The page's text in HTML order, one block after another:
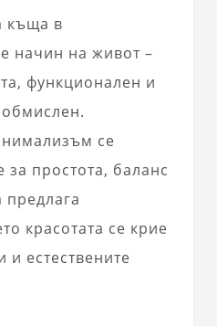
къща в
начин на живот –
функционален и
се
за простота, баланс
красотата се крие
и естествените